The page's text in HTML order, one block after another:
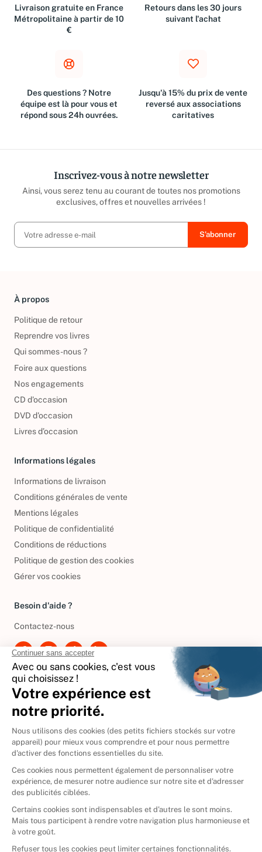
Livraison gratuite en France
Métropolitaine à partir de 10
€
Retours dans les 30 jours
suivant l'achat
Des questions ? Notre
équipe est là pour vous et
répond sous 24h ouvrées.
Jusqu'à 15% du prix de vente
reversé aux associations
caritatives
Inscrivez-vous à notre newsletter
Ainsi, vous serez tenu au courant de toutes nos promotions
exclusives, offres et nouvelles arrivées !
À propos
Politique de retour
Reprendre vos livres
Qui sommes-nous ?
Foire aux questions
Nos engagements
CD d'occasion
DVD d'occasion
Livres d’occasion
Informations légales
Informations de livraison
Conditions générales de vente
Mentions légales
Politique de confidentialité
Conditions de réductions
Politique de gestion des cookies
Gérer vos cookies
Besoin d'aide ?
Contactez-nous
International
🇪🇸 Espagne
🇩🇪Allemagne
🇮🇹 Italie